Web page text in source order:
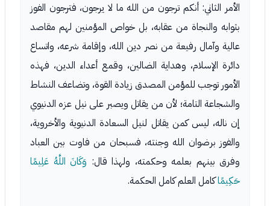
الأمر الثاني: أنكم ترجون من الله ما لا يرجون، فترجون الفوز
بثوابه والنجاة من عقابه، بل خواص المؤمنين لهم مقاصد
عالية وآمال رفيعة من نصر دين الله، وإقامة شرعه، واتساع
دائرة الإسلام، وهداية الضالين، وقمع أعداء الدين، فهذه
الأمور توجب للمؤمن المصدق زيادة القوة، وتضاعف النشاط
والشجاعة التامة؛ لأن من يقاتل ويصبر على نيل عزه الدنيوي
إن ناله، ليس كمن يقاتل لنيل السعادة الدنيوية والأخروية،
والفوز برضوان الله وجنته، فسبحان من فاوت بين العباد
وفرق بينهم بعلمه وحكمته، ولهذا قال: وَكَانَ اللَّهُ عَلِيمًا
حَكِيمًاكامل العلم كامل الحكمة.